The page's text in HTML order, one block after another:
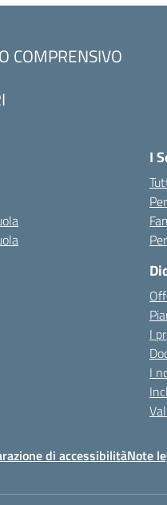
COMPRENSIVO
I
I
I
di accessibilitàNote